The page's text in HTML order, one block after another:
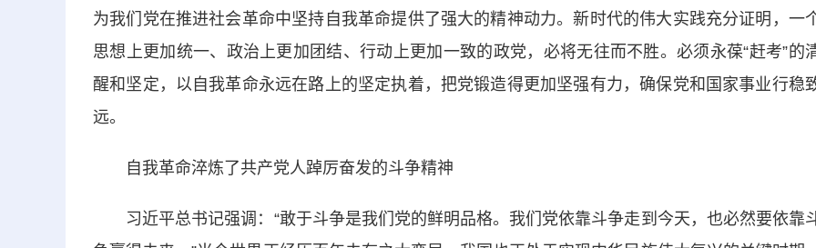
为我们党在推进社会革命中坚持自我革命提供了强大的精神动力。新时代的伟大实践充分证明，一
思想上更加统一、政治上更加团结、行动上更加一致的政党，必将无往而不胜。必须永葆“赶考”的
醒和坚定，以自我革命永远在路上的坚定执着，把党锻造得更加坚强有力，确保党和国家事业行稳
远。
自我革命淬炼了共产党人踔厉奋发的斗争精神
习近平总书记强调：“敢于斗争是我们党的鲜明品格。我们党依靠斗争走到今天，也必然要依靠